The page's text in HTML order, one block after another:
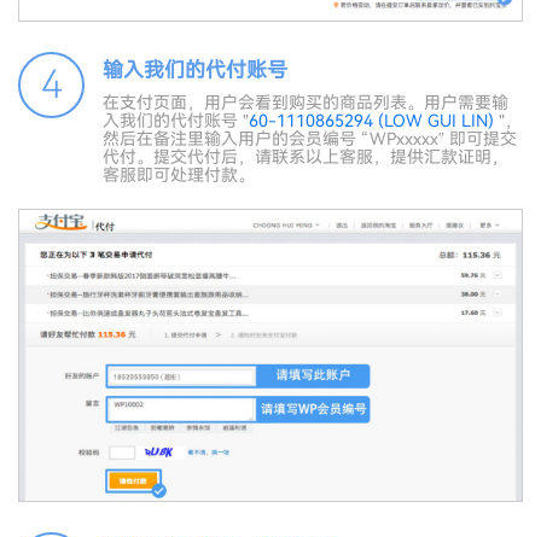
4 输入我们的代付账号
在支付页面，用户会看到购买的商品列表。用户需要输
入我们的代付账号 "60-1110865294 (LOW GUI LIN) "，
然后在备注里输入用户的会员编号 “WPxxxxx” 即可提交
代付。提交代付后，请联系以上客服，提供汇款证明，
客服即可处理付款。